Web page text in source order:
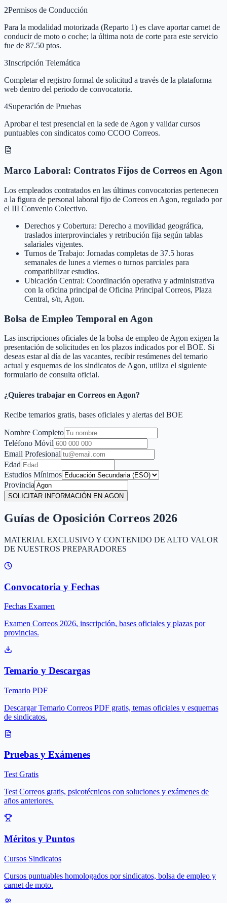
2Permisos de Conducción
Para la modalidad motorizada (Reparto 1) es clave aportar carnet de
conducir de moto o coche; la última nota de corte para este servicio
fue de 87.50 ptos.
3Inscripción Telemática
Completar el registro formal de solicitud a través de la plataforma
web dentro del periodo de convocatoria.
4Superación de Pruebas
Aprobar el test presencial en la sede de Agon y validar cursos
puntuables con sindicatos como CCOO Correos.
Marco Laboral: Contratos Fijos de Correos en Agon
Los empleados contratados en las últimas convocatorias pertenecen
a la figura de personal laboral fijo de Correos en Agon, regulado por
el III Convenio Colectivo.
Derechos y Cobertura: Derecho a movilidad geográfica,
traslados interprovinciales y retribución fija según tablas
salariales vigentes.
Turnos de Trabajo: Jornadas completas de 37.5 horas
semanales de lunes a viernes o turnos parciales para
compatibilizar estudios.
Ubicación Central: Coordinación operativa y administrativa
con la oficina principal de Oficina Principal Correos, Plaza
Central, s/n, Agon.
Bolsa de Empleo Temporal en Agon
Las inscripciones oficiales de la bolsa de empleo deAgon exigen la
presentación de solicitudes en los plazos indicados por el BOE. Si
deseas estar al día de las vacantes, recibir resúmenes del temario
actual y esquemas de los sindicatos deAgon, utiliza el siguiente
formulario de consulta oficial.
¿Quieres trabajar en Correos en Agon?
Recibe temarios gratis, bases oficiales y alertas del BOE
Nombre Completo
Teléfono Móvil
Email Profesional
Edad
Estudios Mínimos
Provincia
SOLICITAR INFORMACIÓN EN AGON
Guías de Oposición Correos 2026
MATERIAL EXCLUSIVO Y CONTENIDO DE ALTO VALOR
DE NUESTROS PREPARADORES
Convocatoria y Fechas
Fechas Examen
Examen Correos 2026, inscripción, bases oficiales y plazas por
provincias.
Temario y Descargas
Temario PDF
Descargar Temario Correos PDF gratis, temas oficiales y esquemas
de sindicatos.
Pruebas y Exámenes
Test Gratis
Test Correos gratis, psicotécnicos con soluciones y exámenes de
años anteriores.
Méritos y Puntos
Cursos Sindicatos
Cursos puntuables homologados por sindicatos, bolsa de empleo y
carnet de moto.